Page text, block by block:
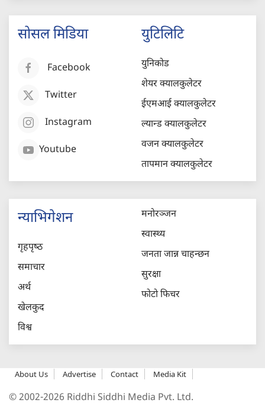
सोसल मिडिया
Facebook
Twitter
Instagram
Youtube
युटिलिटि
युनिकोड
शेयर क्यालकुलेटर
ईएमआई क्यालकुलेटर
ल्यान्ड क्यालकुलेटर
वजन क्यालकुलेटर
तापमान क्यालकुलेटर
न्याभिगेशन
गृहपृष्‍ठ
समाचार
अर्थ
खेलकुद
विश्व
मनोरञ्जन
स्वास्थ्य
जनता जान्न चाहन्छन
सुरक्षा
फोटो फिचर
About Us Advertise Contact Media Kit
© 2002-2026 Riddhi Siddhi Media Pvt. Ltd.